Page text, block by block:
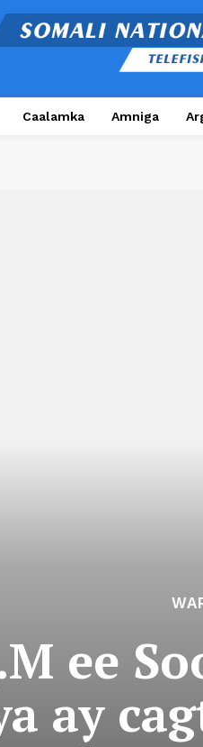
Caalamka Amniga
ee
ay